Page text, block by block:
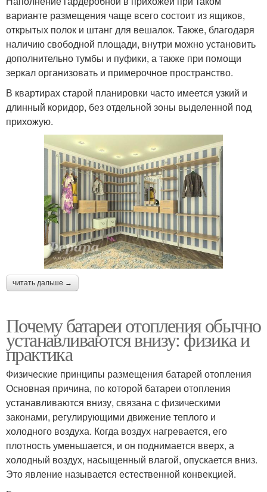
варианте размещения чаще всего состоит из ящиков,
открытых полок и штанг для вешалок. Также, благодаря
наличию свободной площади, внутри можно установить
дополнительно тумбы и пуфики, а также при помощи
зеркал организовать и примерочное пространство.
В квартирах старой планировки часто имеется узкий и
длинный коридор, без отдельной зоны выделенной под
прихожую.
читать дальше →
Почему батареи отопления обычно
устанавливаются внизу: физика и
практика
Физические принципы размещения батарей отопления
Основная причина, по которой батареи отопления
устанавливаются внизу, связана с физическими
законами, регулирующими движение теплого и
холодного воздуха. Когда воздух нагревается, его
плотность уменьшается, и он поднимается вверх, а
холодный воздух, насыщенный влагой, опускается вниз.
Это явление называется естественной конвекцией.